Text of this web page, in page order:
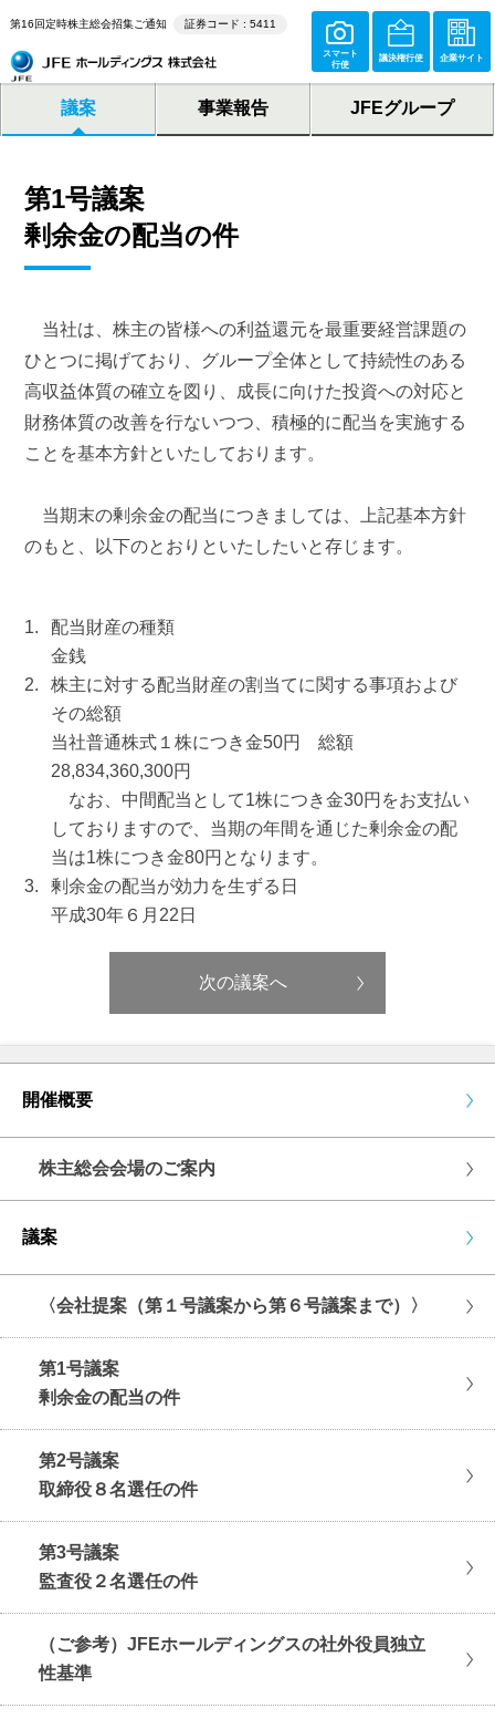
第16回定時株主総会招集ご通知 証券コード : 5411
スマート
行使
議決権行使 企業サイト
議案 事業報告 JFEグループ
第1号議案
剰余金の配当の件
当社は、株主の皆様への利益還元を最重要経営課題の
ひとつに掲げており、グループ全体として持続性のある
高収益体質の確立を図り、成長に向けた投資への対応と
財務体質の改善を行ないつつ、積極的に配当を実施する
ことを基本方針といたしております。
当期末の剰余金の配当につきましては、上記基本方針
のもと、以下のとおりといたしたいと存じます。
配当財産の種類
金銭
株主に対する配当財産の割当てに関する事項および
その総額
当社普通株式１株につき金50円 総額
28,834,360,300円
なお、中間配当として1株につき金30円をお支払い
しておりますので、当期の年間を通じた剰余金の配
当は1株につき金80円となります。
剰余金の配当が効力を生ずる日
平成30年６月22日
次の議案へ
開催概要
株主総会会場のご案内
議案
〈会社提案（第１号議案から第６号議案まで）〉
第1号議案
剰余金の配当の件
第2号議案
取締役８名選任の件
第3号議案
監査役２名選任の件
（ご参考）JFEホールディングスの社外役員独立
性基準